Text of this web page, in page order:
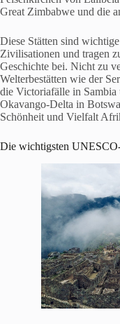
Great Zimbabwe und die
Diese Stätten sind
Zivilisationen und tragen
Geschichte bei. Nicht zu
Welterbestätten wie der
die Victoriafälle in Sambia
Okavango-Delta in
Schönheit und Vielfalt
Die wichtigsten